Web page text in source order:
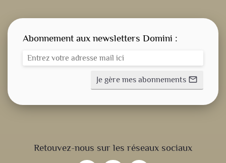
Retouvez-nous sur les réseaux sociaux
Abonnement aux newsletters Domini :
Je gère mes abonnements mail_outline